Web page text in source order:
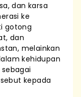
dan karsa
ke
gotong
dan
melainkan
kehidupan
kepada